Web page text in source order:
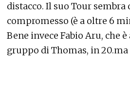
distacco. Il suo Tour
compromesso (è a oltre 6
Bene invece Fabio Aru, che
gruppo di Thomas, in